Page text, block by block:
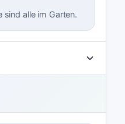
sind alle im Garten.